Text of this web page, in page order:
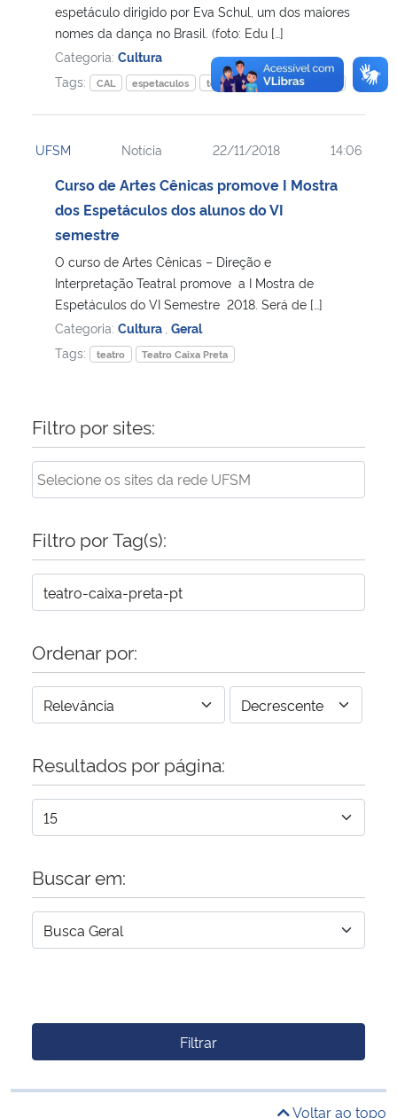
espetáculo dirigido por Eva Schul, um dos maiores
nomes da dança no Brasil. (foto: Edu […]
Categoria: Cultura
Tags:
CAL espetaculos teatro Teatro Caixa Preta
UFSM Notícia 22/11/2018 14:06
Curso de Artes Cênicas promove I Mostra
dos Espetáculos dos alunos do VI
semestre
O curso de Artes Cênicas – Direção e
Interpretação Teatral promove a I Mostra de
Espetáculos do VI Semestre 2018. Será de […]
Categoria: Cultura Geral
Tags:
teatro Teatro Caixa Preta
Filtro por sites:
Filtro por Tag(s):
Ordenar por:
Resultados por página:
Buscar em:
Filtrar
Voltar ao topo